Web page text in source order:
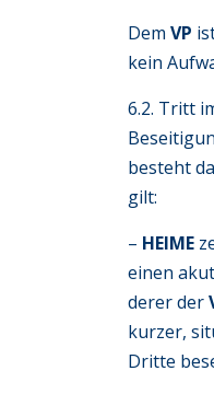
Dem VP
kein
6.2. Tritt
besteht
gilt:
– HEIME
einen
derer der
kurzer,
Dritte